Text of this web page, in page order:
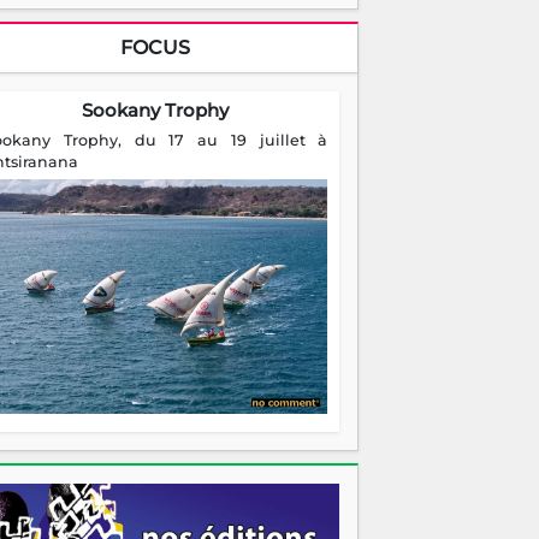
FOCUS
Sookany Trophy
Trophy, du 17 au 19 juillet à